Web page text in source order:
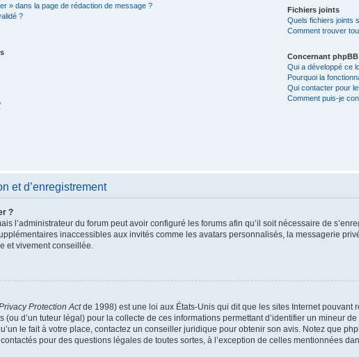
» dans la page de rédaction de message ?
?
Fichiers joints
Quels fichiers joints
Comment trouver
Concernant phpBB
Qui a développé ce
Pourquoi la
Qui contacter pour
Comment puis-je
et d’enregistrement
?
l’administrateur du forum peut avoir configuré les forums afin qu’il soit nécessaire de
inaccessibles aux invités comme les avatars personnalisés, la messagerie
et vivement conseillée.
Protection Actde 1998) est une loi aux États-Unis qui dit que les sites Internet
(ou d’un tuteur légal) pour la collecte de ces informations permettant d’identifier un mineur
le fait à votre place, contactez un conseiller juridique pour obtenir son avis. Notez que
pour des questions légales de toutes sortes, à l’exception de celles mentionnées